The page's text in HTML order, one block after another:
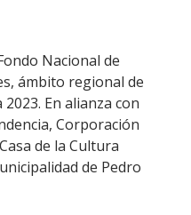
Nacional de
ámbito regional de
En alianza con
Corporación
de la Cultura
de Pedro